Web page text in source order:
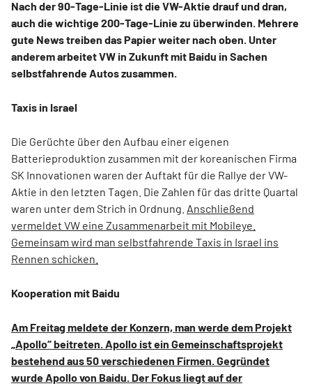
Nach der 90-Tage-Linie ist die VW-Aktie drauf und dran,
auch die wichtige 200-Tage-Linie zu überwinden. Mehrere
gute News treiben das Papier weiter nach oben. Unter
anderem arbeitet VW in Zukunft mit Baidu in Sachen
selbstfahrende Autos zusammen.
Taxis in Israel
Die Gerüchte über den Aufbau einer eigenen
Batterieproduktion zusammen mit der koreanischen Firma
SK Innovationen waren der Auftakt für die Rallye der VW-
Aktie in den letzten Tagen. Die Zahlen für das dritte Quartal
waren unter dem Strich in Ordnung. Anschließend
vermeldet VW eine Zusammenarbeit mit Mobileye.
Gemeinsam wird man selbstfahrende Taxis in Israel ins
Rennen schicken.
Kooperation mit Baidu
Am Freitag meldete der Konzern, man werde dem Projekt
„Apollo“ beitreten. Apollo ist ein Gemeinschaftsprojekt
bestehend aus 50 verschiedenen Firmen. Gegründet
wurde Apollo von Baidu. Der Fokus liegt auf der